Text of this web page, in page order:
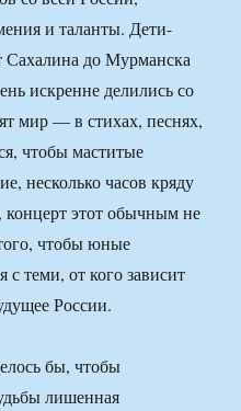
и таланты. Дети-
до Мурманска
искренне делились со
мир — в стихах, песнях,
чтобы маститые
несколько часов кряду
этот обычным не
чтобы юные
с теми, от кого зависит
России.
бы, чтобы
лишенная